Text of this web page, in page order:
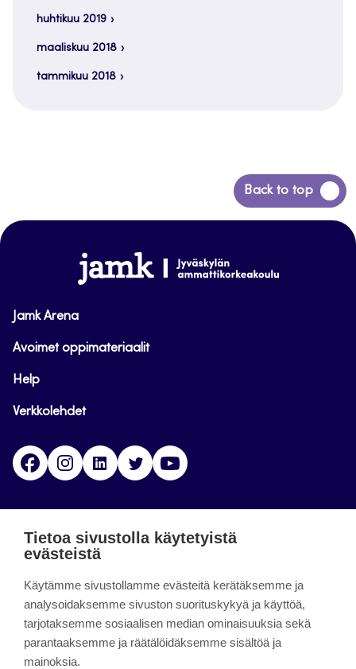
huhtikuu 2019
maaliskuu 2018
tammikuu 2018
Back to top
Siirry
takaisin
www.jamk.fi
Jamk Arena
Avoimet oppimateriaalit
Help
Verkkolehdet
FacebookInstagramLinkedinTwitter
päättynyt 11.9.2023.
About the site
Tietoa sivustolla käytetyistä
evästeistä
Käytämme sivustollamme evästeitä kerätäksemme ja
analysoidaksemme sivuston suorituskykyä ja käyttöä,
tarjotaksemme sosiaalisen median ominaisuuksia sekä
parantaaksemme ja räätälöidäksemme sisältöä ja
mainoksia.